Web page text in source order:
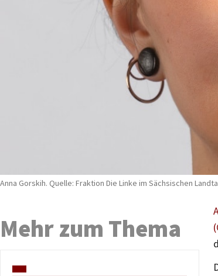
Anna Gorskih. Quelle: Fraktion Die Linke im Sächsischen
Mehr zum Thema